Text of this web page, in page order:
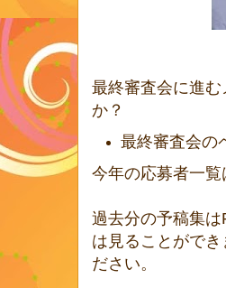
最終審査会に進
か？
最終審査会の
今年の応募者一
過去分の予稿集
は見ることがで
ださい。